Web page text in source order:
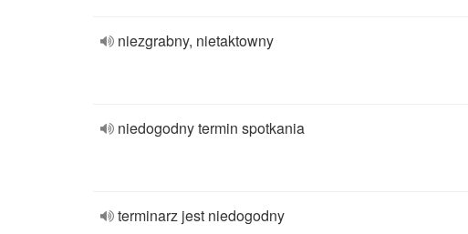
niezgrabny, nietaktowny
niedogodny termin spotkania
terminarz jest niedogodny